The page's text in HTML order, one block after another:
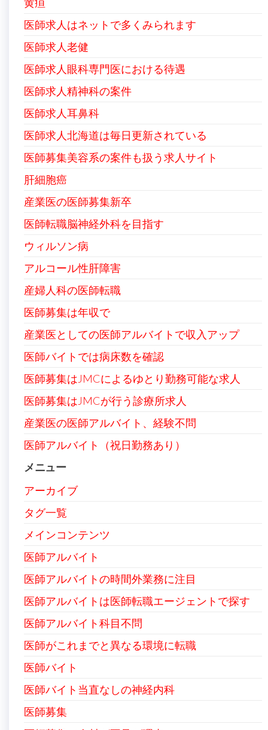
医師求人はネットで多くみられます
医師求人老健
医師求人眼科専門医における待遇
医師求人精神科の案件
医師求人耳鼻科
医師求人北海道は毎日更新されている
医師募集美容系の案件も扱う求人サイト
肝細胞癌
産業医の医師募集新卒
医師転職脳神経外科を目指す
ウィルソン病
アルコール性肝障害
産婦人科の医師転職
医師募集は年収で
産業医としての医師アルバイトで収入アップ
医師バイトでは病床数を確認
医師募集はJMCによるゆとり勤務可能な求人
医師募集はJMCが行う診療所求人
産業医の医師アルバイト、経験不問
医師アルバイト（祝日勤務あり）
メニュー
アーカイブ
タグ一覧
メインコンテンツ
医師アルバイト
医師アルバイトの時間外業務に注目
医師アルバイトは医師転職エージェントで探す
医師アルバイト科目不問
医師がこれまでと異なる環境に転職
医師バイト
医師バイト当直なしの神経内科
医師募集